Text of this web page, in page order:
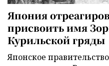
Япония
присвоить имя
Курильской гряды
Японское